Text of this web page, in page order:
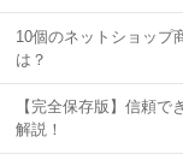
10個のネットショップ
は？
【完全保存版】信頼
解説！